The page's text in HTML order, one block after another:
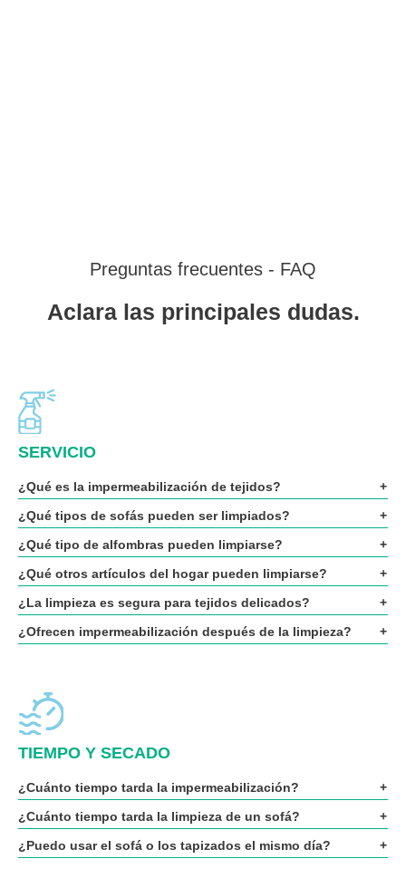
Preguntas frecuentes - FAQ
Aclara las principales dudas.
SERVICIO
¿Qué es la impermeabilización de tejidos?
¿Qué tipos de sofás pueden ser limpiados?
¿Qué tipo de alfombras pueden limpiarse?
¿Qué otros artículos del hogar pueden limpiarse?
¿La limpieza es segura para tejidos delicados?
¿Ofrecen impermeabilización después de la limpieza?
TIEMPO Y SECADO
¿Cuánto tiempo tarda la impermeabilización?
¿Cuánto tiempo tarda la limpieza de un sofá?
¿Puedo usar el sofá o los tapizados el mismo día?